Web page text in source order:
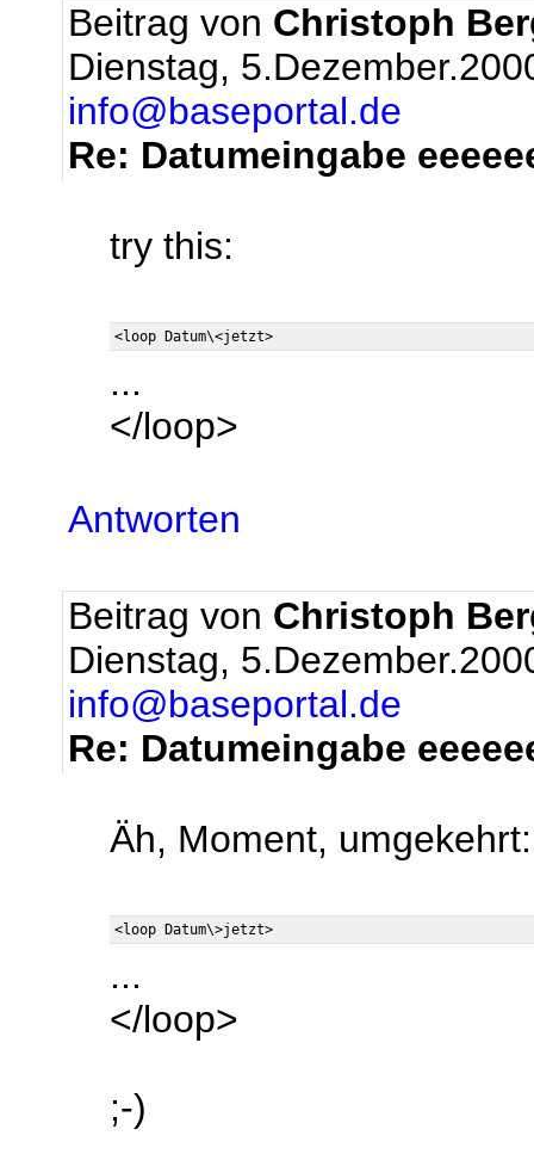
Beitrag von Christoph
Dienstag,
info@baseportal.de
Re: Datumeingabe
try this:
...
</loop>
Antworten
Beitrag von Christoph
Dienstag,
info@baseportal.de
Re: Datumeingabe
Äh, Moment, umgekehrt:
...
</loop>
;-)